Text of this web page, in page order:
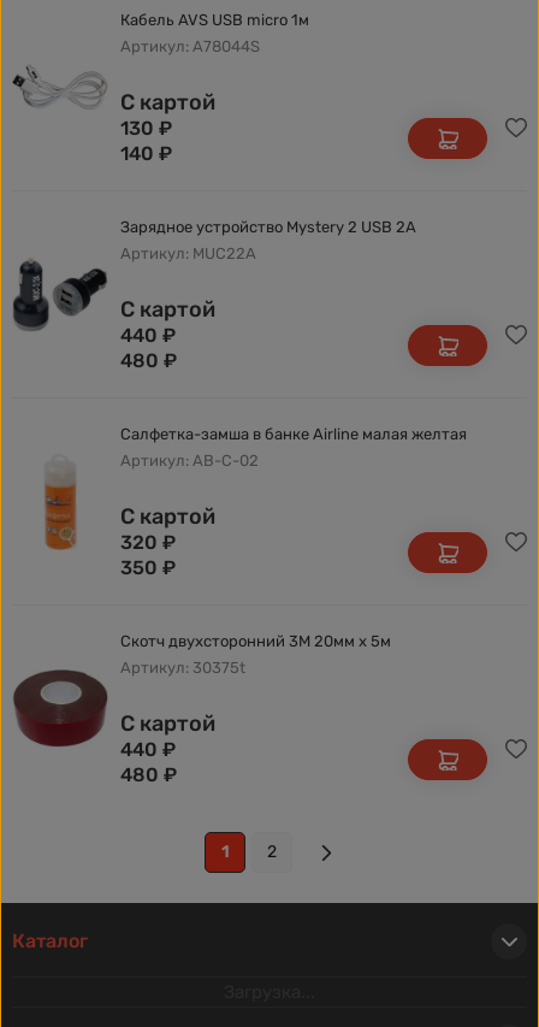
Кабель AVS USB micro 1м
Артикул: A78044S
С картой
130 ₽
140 ₽
Зарядное устройство Mystery 2 USB 2A
Артикул: MUC22A
С картой
440 ₽
480 ₽
Салфетка-замша в банке Airline малая желтая
Артикул: AB-C-02
С картой
320 ₽
350 ₽
Скотч двухсторонний 3М 20мм х 5м
Артикул: 30375t
С картой
440 ₽
480 ₽
1 2
Каталог